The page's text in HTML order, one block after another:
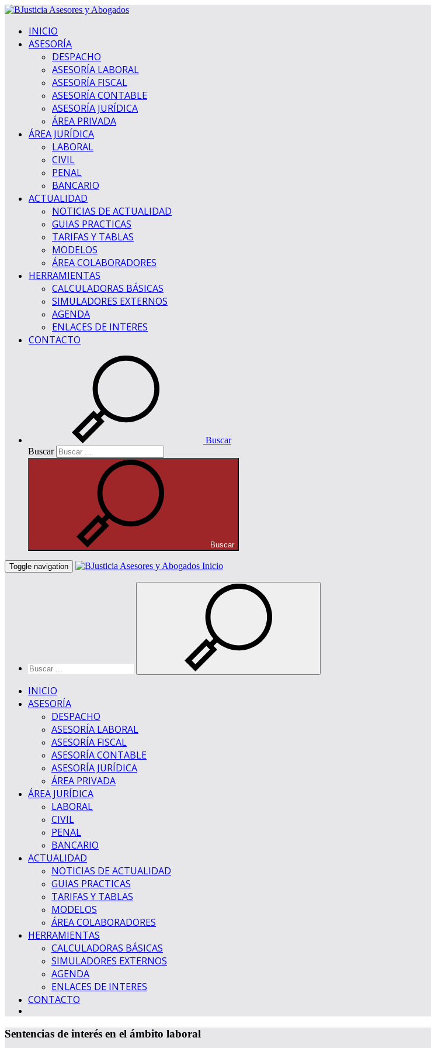
INICIO
ASESORÍA
DESPACHO
ASESORÍA LABORAL
ASESORÍA FISCAL
ASESORÍA CONTABLE
ASESORÍA JURÍDICA
ÁREA PRIVADA
ÁREA JURÍDICA
LABORAL
CIVIL
PENAL
BANCARIO
ACTUALIDAD
NOTICIAS DE ACTUALIDAD
GUIAS PRACTICAS
TARIFAS Y TABLAS
MODELOS
ÁREA COLABORADORES
HERRAMIENTAS
CALCULADORAS BÁSICAS
SIMULADORES EXTERNOS
AGENDA
ENLACES DE INTERES
CONTACTO
Buscar
Buscar
Buscar
Toggle navigation Inicio
INICIO
ASESORÍA
DESPACHO
ASESORÍA LABORAL
ASESORÍA FISCAL
ASESORÍA CONTABLE
ASESORÍA JURÍDICA
ÁREA PRIVADA
ÁREA JURÍDICA
LABORAL
CIVIL
PENAL
BANCARIO
ACTUALIDAD
NOTICIAS DE ACTUALIDAD
GUIAS PRACTICAS
TARIFAS Y TABLAS
MODELOS
ÁREA COLABORADORES
HERRAMIENTAS
CALCULADORAS BÁSICAS
SIMULADORES EXTERNOS
AGENDA
ENLACES DE INTERES
CONTACTO
Sentencias de interés en el ámbito laboral